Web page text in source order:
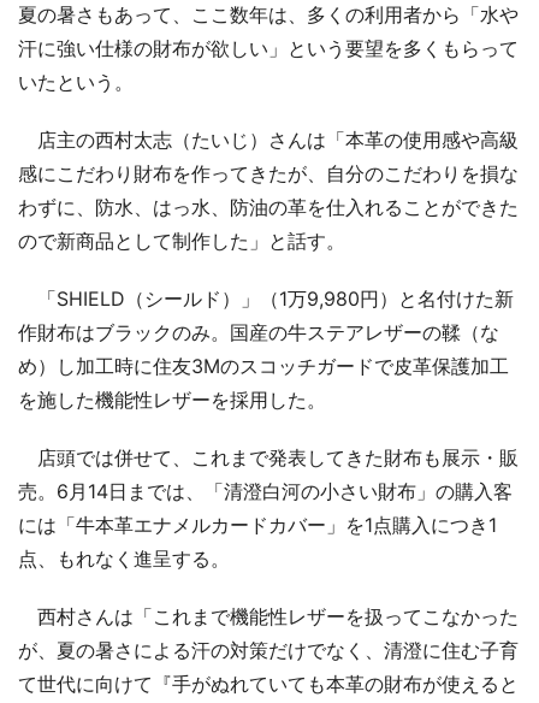
夏の暑さもあって、ここ数年は、多くの利用者から「水や
汗に強い仕様の財布が欲しい」という要望を多くもらって
いたという。
店主の西村太志（たいじ）さんは「本革の使用感や高級
感にこだわり財布を作ってきたが、自分のこだわりを損な
わずに、防水、はっ水、防油の革を仕入れることができた
ので新商品として制作した」と話す。
「SHIELD（シールド）」（1万9,980円）と名付けた新
作財布はブラックのみ。国産の牛ステアレザーの鞣（な
め）し加工時に住友3Mのスコッチガードで皮革保護加工
を施した機能性レザーを採用した。
店頭では併せて、これまで発表してきた財布も展示・販
売。6月14日までは、「清澄白河の小さい財布」の購入客
には「牛本革エナメルカードカバー」を1点購入につき1
点、もれなく進呈する。
西村さんは「これまで機能性レザーを扱ってこなかった
が、夏の暑さによる汗の対策だけでなく、清澄に住む子育
て世代に向けて『手がぬれていても本革の財布が使えると